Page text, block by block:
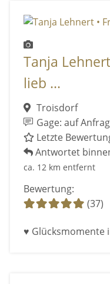
Tanja
lieb ...
Troisdorf
Gage: auf
Letzte
Antwortet
ca. 12 km entfernt
Bewertung:
(37)
♥ Glücksmomente